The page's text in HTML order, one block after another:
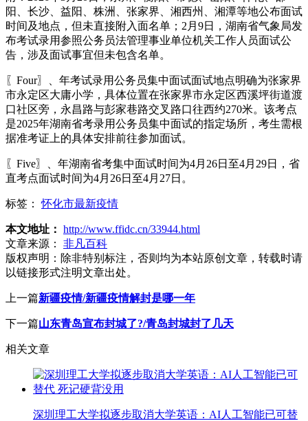
阳、长沙、益阳、株洲、张家界、湘西州、湘潭等地公布面试
时间及地点，但未直接附入面名单；2月9日，湖南省气象局发
布考试录用参照公务员法管理事业单位机关工作人员面试公
告，涉及面试事宜但未包含名单。
〖Four〗、年考试录用公务员集中面试面试地点明确为张家界
市永定区大庸小学，具体位置在张家界市永定区西溪坪街道渡
口社区旁，永昌路与彭家巷路交叉路口往西约270米。该考点
是2025年湖南省考录用公务员集中面试的指定场所，考生需根
据准考证上的具体安排前往参加面试。
〖Five〗、年湖南省考集中面试时间为4月26日至4月29日，省
直考点面试时间为4月26日至4月27日。
标签：怀化市最新疫情
本文地址： http://www.ffidc.cn/33944.html
文章来源：
非凡百科
版权声明： 除非特别标注，否则均为本站原创文章，转载时请
以链接形式注明文章出处。
上一篇新疆疫情/新疆疫情解封是哪一年
下一篇山东青岛宣布封城了?/青岛封城封了几天
相关文章
深圳理工大学拟逐步取消大学英语：AI人工智能已可替